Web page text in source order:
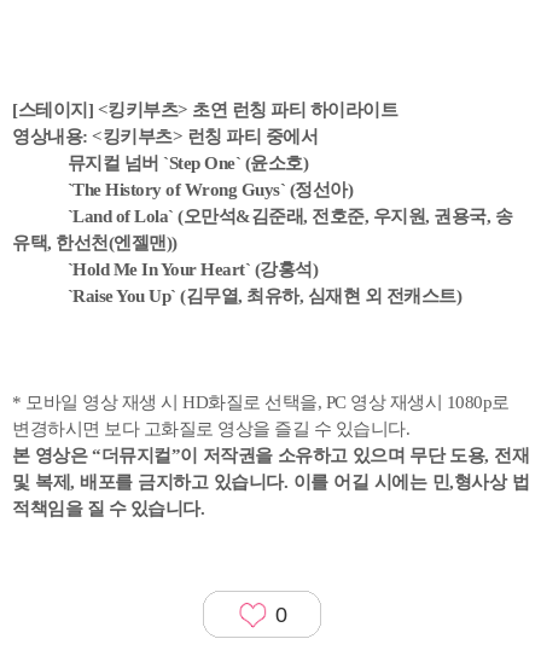
[스테이지] <킹키부츠> 초연 런칭 파티 하이라이트
영상내용: <킹키부츠> 런칭 파티 중에서
뮤지컬 넘버 `Step One` (윤소호)
`The History of Wrong Guys` (정선아)
`Land of Lola` (오만석&김준래, 전호준, 우지원, 권용국, 송
유택, 한선천(엔젤맨))
`Hold Me In Your Heart` (강홍석)
`Raise You Up` (김무열, 최유하, 심재현 외 전캐스트)
* 모바일 영상 재생 시 HD화질로 선택을, PC 영상 재생시 1080p로
변경하시면 보다 고화질로 영상을 즐길 수 있습니다.
본 영상은 “더뮤지컬”이 저작권을 소유하고 있으며 무단 도용, 전재
및 복제, 배포를 금지하고 있습니다. 이를 어길 시에는 민,형사상 법
적책임을 질 수 있습니다.
0